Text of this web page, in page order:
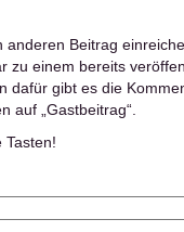
anderen Beitrag
zu einem bereits
dafür gibt es die
auf „Gastbeitrag“.
Tasten!